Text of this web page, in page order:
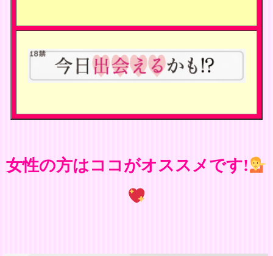
女性の方はココがオススメです!